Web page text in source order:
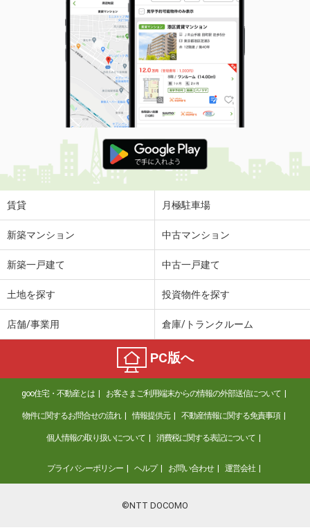
賃貸 月極駐車場
新築マンション 中古マンション
新築一戸建て 中古一戸建て
土地を探す 投資物件を探す
店舗/事業用 倉庫/トランクルーム
PC版へ
goo住宅・不動産とは お客さまご利用端末からの情報の外部送信について
物件に関するお問合せの流れ 情報提供元 不動産情報に関する免責事項
個人情報の取り扱いについて 消費税に関する表記について
プライバシーポリシー ヘルプ お問い合わせ 運営会社
©NTT DOCOMO